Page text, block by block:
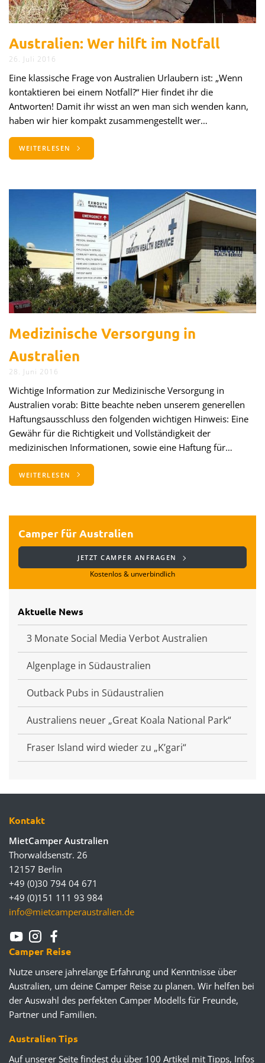
Australien: Wer hilft im Notfall
26. Juli 2016
Eine klassische Frage von Australien Urlaubern ist: „Wenn
kontaktieren bei einem Notfall?“ Hier findet ihr die
Antworten! Damit ihr wisst an wen man sich wenden kann,
haben wir hier kompakt zusammengestellt wer…
WEITERLESEN
Medizinische Versorgung in
Australien
28. Juni 2016
Wichtige Information zur Medizinische Versorgung in
Australien vorab: Bitte beachte neben unserem generellen
Haftungsausschluss den folgenden wichtigen Hinweis: Eine
Gewähr für die Richtigkeit und Vollständigkeit der
medizinischen Informationen, sowie eine Haftung für…
WEITERLESEN
Camper für Australien
JETZT CAMPER ANFRAGEN
Kostenlos & unverbindlich
Aktuelle News
3 Monate Social Media Verbot Australien
Algenplage in Südaustralien
Outback Pubs in Südaustralien
Australiens neuer „Great Koala National Park“
Fraser Island wird wieder zu „K’gari“
Kontakt
MietCamper Australien
Thorwaldsenstr. 26
12157 Berlin
+49 (0)30 794 04 671
+49 (0)151 111 93 984
info@mietcamperaustralien.de
Camper Reise
Nutze unsere jahrelange Erfahrung und Kenntnisse über
Australien, um deine Camper Reise zu planen. Wir helfen bei
der Auswahl des perfekten Camper Modells für Freunde,
Partner und Familien.
Australien Tips
Auf unserer Seite findest du über 100 Artikel mit Tipps, Infos